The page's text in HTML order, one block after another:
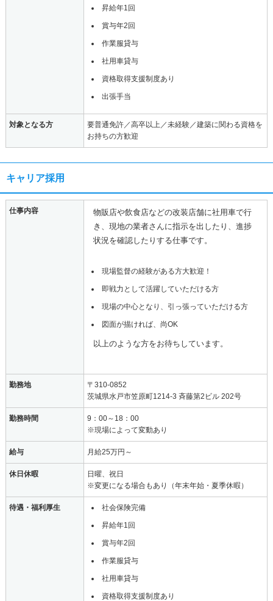
昇給年1回
賞与年2回
作業服貸与
社用車貸与
資格取得支援制度あり
出張手当
対象となる方
要普通免許／高卒以上／未経験／建築に関わる資格を
お持ちの方歓迎
キャリア採用
仕事内容
物販店や飲食店などの改装店舗に社用車で行
き、現地の業者さんに指示を出したり、進捗
状況を確認したりする仕事です。
現場監督の経験がある方大歓迎！
即戦力として活躍していただける方
現場の中心となり、引っ張っていただける方
図面が描ければ、尚OK
以上のような方をお待ちしています。
勤務地
〒310-0852
茨城県水戸市笠原町1214-3 斉藤第2ビル 202号
勤務時間
9：00～18：00
※現場によって変動あり
給与 月給25万円～
休日休暇
日曜、祝日
※変更になる場合もあり（年末年始・夏季休暇）
待遇・福利厚生 社会保険完備
昇給年1回
賞与年2回
作業服貸与
社用車貸与
資格取得支援制度あり